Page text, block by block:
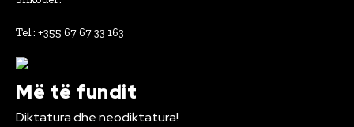
Tel.: +355 67 67 33 163
Më të fundit
Diktatura dhe neodiktatura!